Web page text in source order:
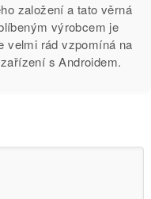
založení a tato věrná
výrobcem je
velmi rád vzpomíná na
s Androidem.